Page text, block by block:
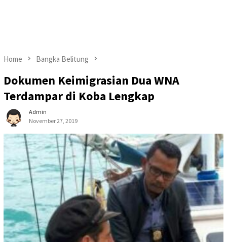
Home Bangka Belitung
Dokumen Keimigrasian Dua WNA
Terdampar di Koba Lengkap
Admin
November 27, 2019